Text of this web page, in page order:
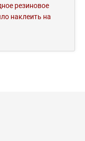
резиновое
наклеить на